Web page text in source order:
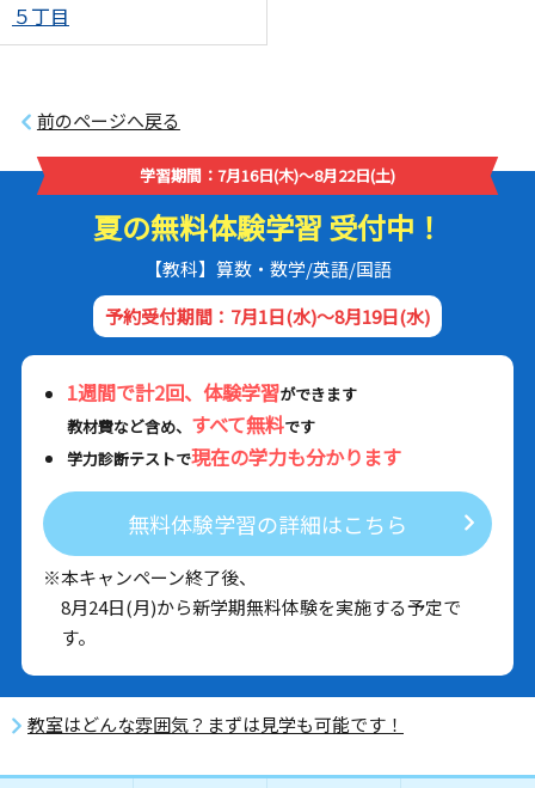
５丁目
前のページへ戻る
学習期間：7月16日(木)～8月22日(土)
夏の無料体験学習 受付中！
【教科】算数・数学/英語/国語
予約受付期間：7月1日(水)～8月19日(水)
1週間で計2回、体験学習ができます
教材費など含め、 すべて無料です
学力診断テストで現在の学力も分かります
無料体験学習の詳細はこちら
※本キャンペーン終了後、
8月24日(月)から新学期無料体験を実施する予定で
す。
教室はどんな雰囲気？まずは見学も可能です！